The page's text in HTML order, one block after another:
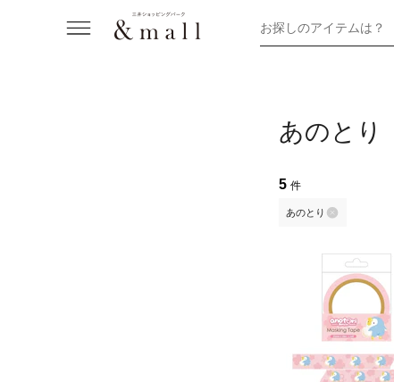
お探しのアイテムは？
あのとり
5 件
あのとり